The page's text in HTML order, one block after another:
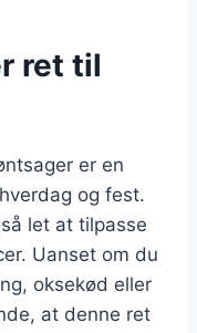
ret til
er en
og fest.
let at tilpasse
Uanset om du
oksekød eller
at denne ret